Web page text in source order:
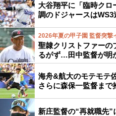
大谷翔平に「臨時クロ
調のドジャースは
2026年夏の甲子園 監督突撃
聖隷クリストファーの
るがず…田中監督が明
海舟&航大のモテモテ
さらに森保一監督まで
新庄監督の“再就職先